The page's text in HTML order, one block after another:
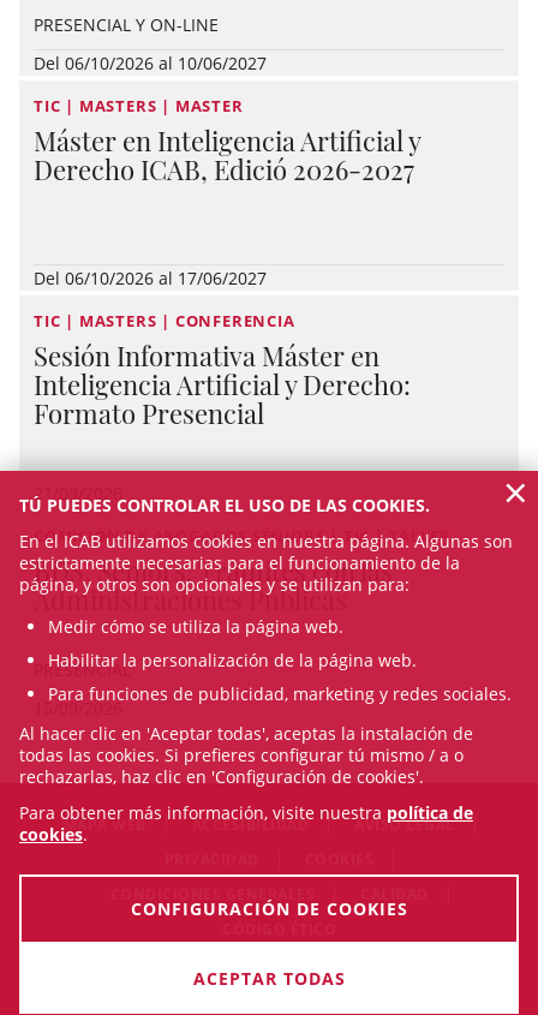
PRESENCIAL Y ON-LINE
Del 06/10/2026 al 10/06/2027
TIC | MASTERS | MASTER
Máster en Inteligencia Artificial y
Derecho ICAB, Edició 2026-2027
Del 06/10/2026 al 17/06/2027
TIC | MASTERS | CONFERENCIA
Sesión Informativa Máster en
Inteligencia Artificial y Derecho:
Formato Presencial
21/09/2026
COMISIÓN DE ABOGADOS SÉNIORS | TIC | TALLER
BDS. Séniors: Trámites con las
Administraciones Públicas
PRESENCIAL
15/09/2026
MAPA WEB ACCESIBILIDAD
AVISO LEGAL
© Sat Aug 08 04:40:18 CEST 2026 Il·lustre Col·legi de l'Advocacia
TÚ PUEDES CONTROLAR EL USO DE LAS COOKIES.
En el ICAB utilizamos cookies en nuestra página. Algunas son
estrictamente necesarias para el funcionamiento de la
página, y otros son opcionales y se utilizan para:
Medir cómo se utiliza la página web.
Habilitar la personalización de la página web.
Para funciones de publicidad, marketing y redes sociales.
Al hacer clic en 'Aceptar todas', aceptas la instalación de
todas las cookies. Si prefieres configurar tú mismo / a o
rechazarlas, haz clic en 'Configuración de cookies'.
Para obtener más información, visite nuestra política de
cookies.
CONFIGURACIÓN DE COOKIES
ACEPTAR TODAS
×